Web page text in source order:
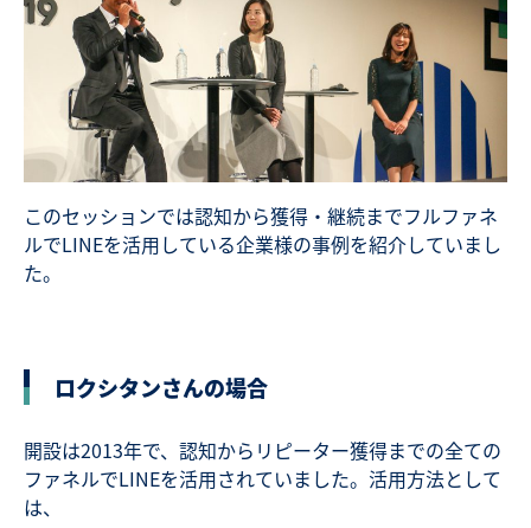
このセッションでは認知から獲得・継続までフルファネ
ルでLINEを活用している企業様の事例を紹介していまし
た。
ロクシタンさんの場合
開設は2013年で、認知からリピーター獲得までの全ての
ファネルでLINEを活用されていました。活用方法として
は、